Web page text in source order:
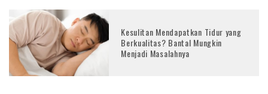
Kesulitan Mendapatkan Tidur yang
Berkualitas? Bantal Mungkin
Menjadi Masalahnya